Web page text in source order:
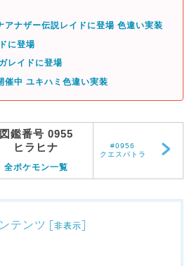
アナザー伝説レイドに登場 色違い実装
に登場
レイドに登場
催中 ユキハミ色違い実装
図鑑番号 0955
ヒラヒナ
全ポケモン一覧
#0956
クエスパトラ
テンツ [非表示]